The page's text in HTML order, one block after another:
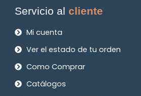
Servicio alcliente
Mi cuenta
Ver el estado de tu orden
Como Comprar
Catálogos